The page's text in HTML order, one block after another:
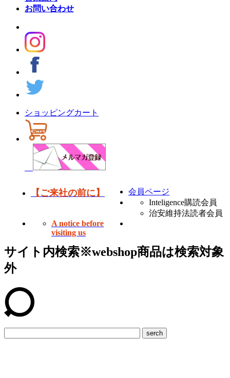
お問い合わせ
ショッピングカート
【ご来社の前に】
会員ページ
Inteligence購読会員
治安維持法読者会員
A notice before
visiting us
サイト内検索※webshop商品は検索対象
外
serch